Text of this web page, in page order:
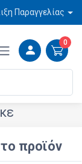
Παραγγελίας
0
προϊόν